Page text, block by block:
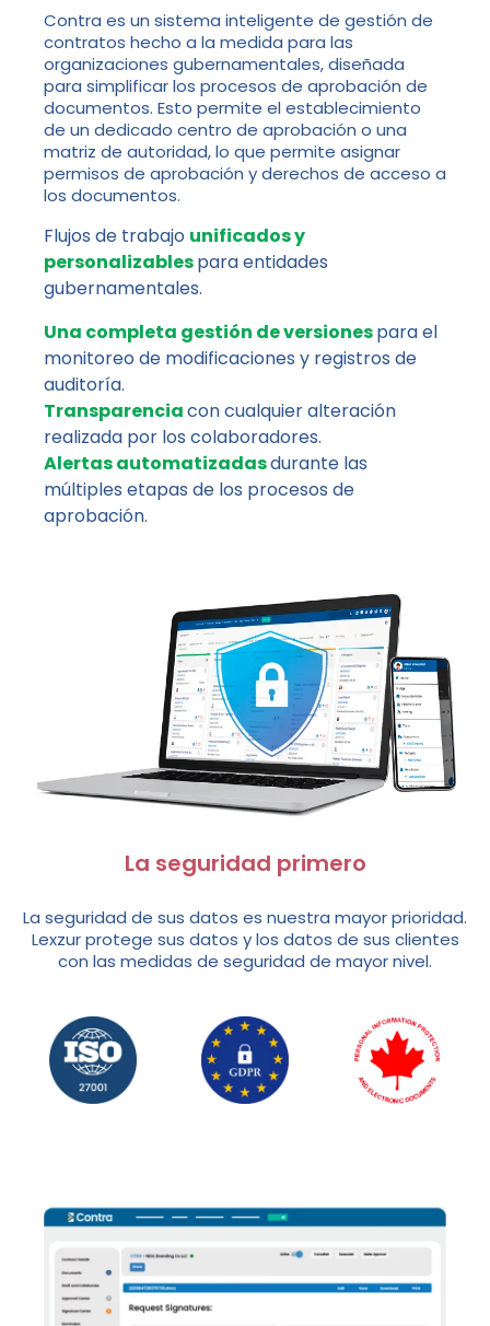
Contra es un sistema inteligente de gestión de
contratos hecho a la medida para las
organizaciones gubernamentales, diseñada
para simplificar los procesos de aprobación de
documentos. Esto permite el establecimiento
de un dedicado centro de aprobación o una
matriz de autoridad, lo que permite asignar
permisos de aprobación y derechos de acceso a
los documentos.
Flujos de trabajo unificados y
personalizablespara entidades
gubernamentales.
Una completa gestión de versionespara el
monitoreo de modificaciones y registros de
auditoría.
Transparenciacon cualquier alteración
realizada por los colaboradores.
Alertas automatizadasdurante las
múltiples etapas de los procesos de
aprobación.
La seguridad primero
La seguridad de sus datos es nuestra mayor prioridad.
Lexzur protege sus datos y los datos de sus clientes
con las medidas de seguridad de mayor nivel.